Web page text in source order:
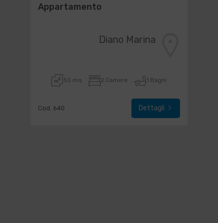
Appartamento
Diano Marina
55 mq 2 Camere 1 Bagni
Cod. 640 Dettagli